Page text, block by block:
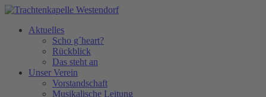
Aktuelles
Scho g´heart?
Rückblick
Das steht an
Unser Verein
Vorstandschaft
Musikalische Leitung